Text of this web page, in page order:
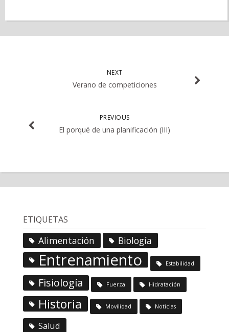
NEXT
Verano de competiciones
PREVIOUS
El porqué de una planificación (III)
ETIQUETAS
Alimentación Biología
Entrenamiento Estabilidad
Fisiología Fuerza Hidratación
Historia Movilidad Noticias
Salud